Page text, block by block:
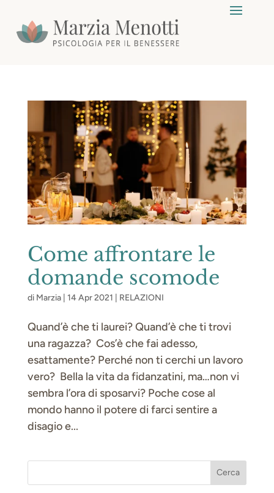
Come affrontare le
domande scomode
di Marzia| 14 Apr 2021 RELAZIONI
Quand’è che ti laurei? Quand’è che ti trovi
una ragazza? Cos’è che fai adesso,
esattamente? Perché non ti cerchi un lavoro
vero? Bella la vita da fidanzatini, ma…non vi
sembra l’ora di sposarvi? Poche cose al
mondo hanno il potere di farci sentire a
disagio e...